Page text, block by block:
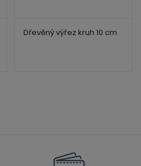
Dřevěný výřez kruh 10 cm